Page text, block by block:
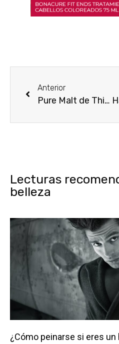
Anterior
Pure Malt de Thierry Mugler ¡una fragancia con aroma escocés!
Lecturas
belleza
¿Cómo peinarse si eres